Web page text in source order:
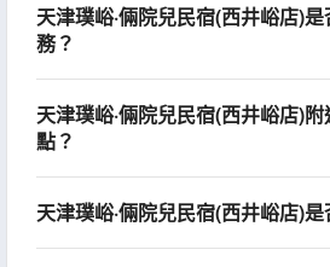
天津璞峪·倆院兒民宿(西井峪店)
務？
天津璞峪·倆院兒民宿(西井峪店)
點？
天津璞峪·倆院兒民宿(西井峪店)